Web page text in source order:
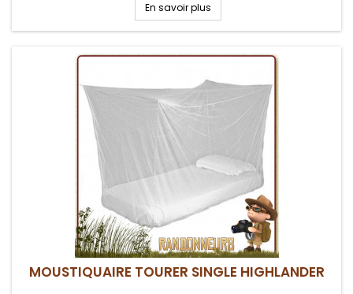
En savoir plus
MOUSTIQUAIRE TOURER SINGLE HIGHLANDER